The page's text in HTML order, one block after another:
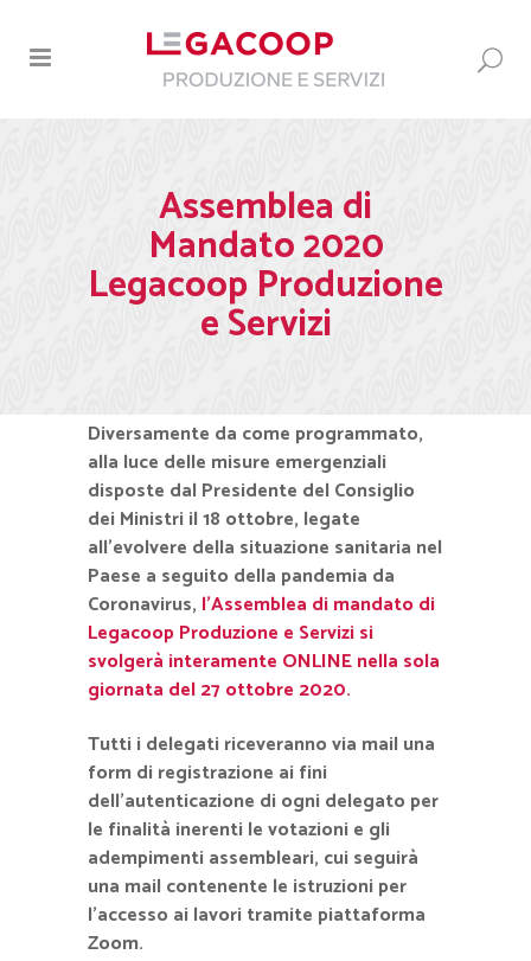
Assemblea di
Mandato 2020
Legacoop Produzione
e Servizi
Diversamente da come programmato,
alla luce delle misure emergenziali
disposte dal Presidente del Consiglio
dei Ministri il 18 ottobre, legate
all’evolvere della situazione sanitaria nel
Paese a seguito della pandemia da
Coronavirus, l’Assemblea di mandato di
Legacoop Produzione e Servizi si
svolgerà interamente ONLINE nella sola
giornata del 27 ottobre 2020.
Tutti i delegati riceveranno via mail una
form di registrazione ai fini
dell’autenticazione di ogni delegato per
le finalità inerenti le votazioni e gli
adempimenti assembleari, cui seguirà
una mail contenente le istruzioni per
l’accesso ai lavori tramite piattaforma
Zoom.